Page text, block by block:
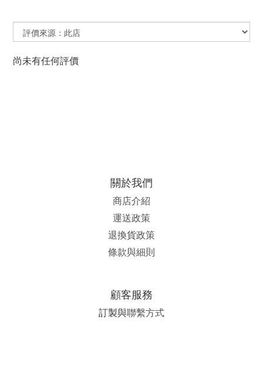
尚未有任何評價
關於我們
商店介紹
運送政策
退換貨政策
條款與細則
顧客服務
訂製與聯繫方式